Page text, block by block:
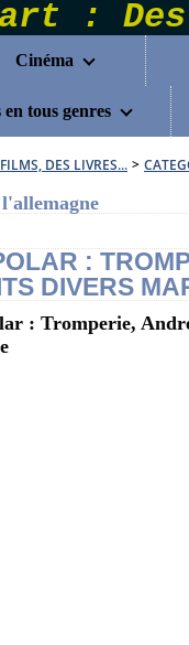
Cinéma
tous genres
DES LIVRES... >
:
DIVERS